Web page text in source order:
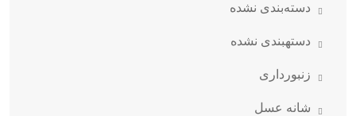
دسته‌بندی نشده
دستهبندی نشده
زنبورداری
شانه عسل